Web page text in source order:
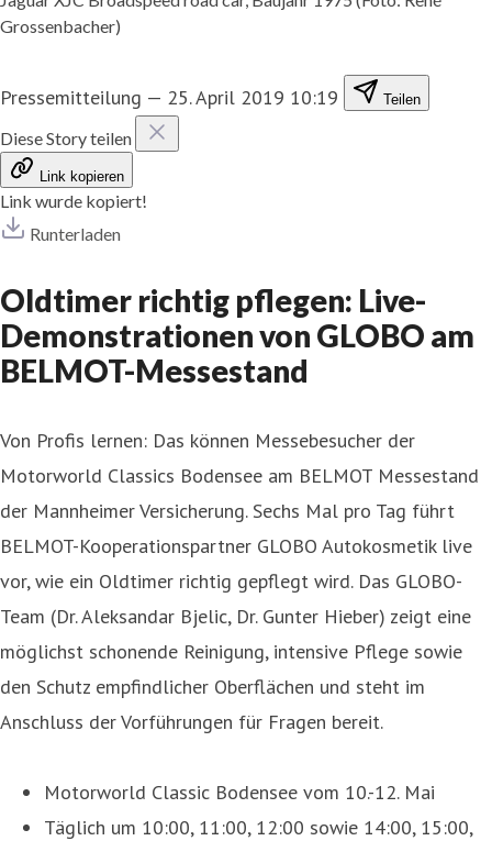
Grossenbacher)
Pressemitteilung — 25. April 2019 10:19 Teilen
Diese Story teilen
Link kopieren
Link wurde kopiert!
Runterladen
Oldtimer richtig pflegen: Live-
Demonstrationen von GLOBO am
BELMOT-Messestand
Von Profis lernen: Das können Messebesucher der
Motorworld Classics Bodensee am BELMOT Messestand
der Mannheimer Versicherung. Sechs Mal pro Tag führt
BELMOT-Kooperationspartner GLOBO Autokosmetik live
vor, wie ein Oldtimer richtig gepflegt wird. Das GLOBO-
Team (Dr. Aleksandar Bjelic, Dr. Gunter Hieber) zeigt eine
möglichst schonende Reinigung, intensive Pflege sowie
den Schutz empfindlicher Oberflächen und steht im
Anschluss der Vorführungen für Fragen bereit.
Motorworld Classic Bodensee vom 10.-12. Mai
Täglich um 10:00, 11:00, 12:00 sowie 14:00, 15:00,